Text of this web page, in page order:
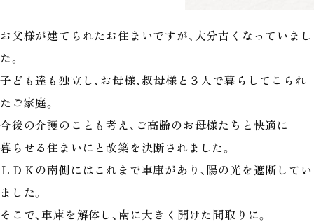
お父様が建てられたお住まいですが、大分古くなっていまし
た。
子ども達も独立し、お母様、叔母様と３人で暮らしてこられ
たご家庭。
今後の介護のことも考え、ご高齢のお母様たちと快適に
暮らせる住まいにと改築を決断されました。
ＬＤＫの南側にはこれまで車庫があり、陽の光を遮断してい
ました。
そこで、車庫を解体し、南に大きく開けた間取りに。